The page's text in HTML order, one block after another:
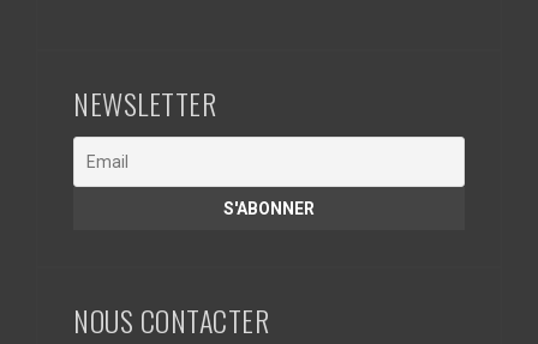
NEWSLETTER
NOUS CONTACTER